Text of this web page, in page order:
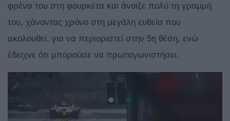
φρένα του στη φουρκέτα και άνοιξε πολύ τη γραμμή
του, χάνοντας χρόνο στη μεγάλη ευθεία που
ακολουθεί, για να περιοριστεί στην 5η θέση, ενώ
έδειχνε ότι μπορούσε να πρωταγωνιστήσει.